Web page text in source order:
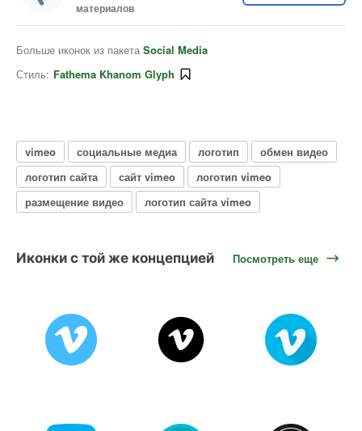
материалов
Больше иконок из пакета Social Media
Стиль: Fathema Khanom Glyph
vimeo социальные медиа логотип
обмен видео
логотип сайта
сайт vimeo
логотип vimeo
размещение видео
логотип сайта vimeo
Иконки с той же концепцией Посмотреть еще